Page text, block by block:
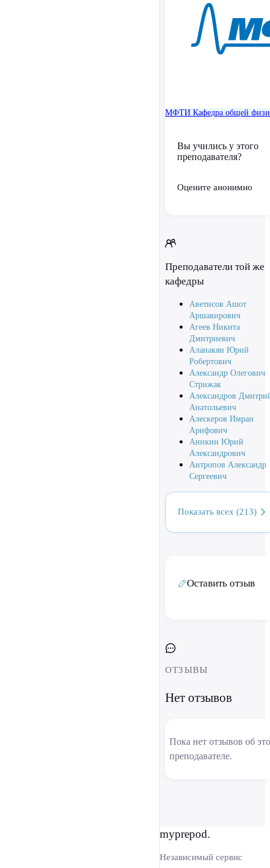
МФТИ Кафедра общей
Вы учились у этого
преподавателя?
Оцените анонимно
Преподаватели той же
кафедры
Аветисов Ашот
Аршавирович
Агеев Никита
Дмитриевич
Аланакян Юрий
Робертович
Александр Олегович
Стрижак
Александров
Анатольевич
Алескеров Имран
Арифович
Аникин Юрий
Александрович
Антропов Александр
Сергеевич
Показать всех (213)
Оставить отзыв
ОТЗЫВЫ
Нет отзывов
Пока нет отзывов об
преподавателе.
myprepod.
Независимый сервис